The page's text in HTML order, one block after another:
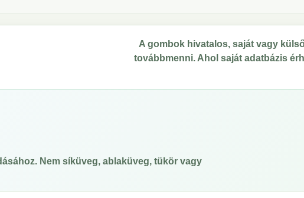
A gombok hivatalos, saját vagy
továbbmenni. Ahol saját adatbázis
Nem síküveg, ablaküveg, tükör vagy